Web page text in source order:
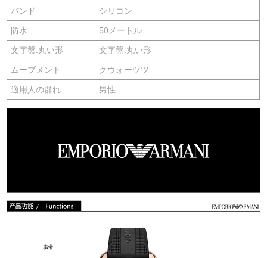
バンド シリコン
防水 50メートル
文字盤:丸い形 文字盤:丸い形
ムーブメント クウォーツツ
適用人の群れ 男性